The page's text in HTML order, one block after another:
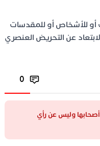
للأشخاص أو للمقدسات
عن التحريض العنصري
0
وليس عن رأي